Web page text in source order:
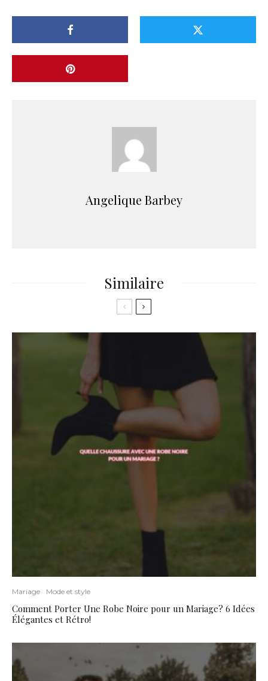
Angelique Barbey
Similaire
Mariage Mode et style
Comment Porter Une Robe Noire pour un Mariage? 6 Idées
Élégantes et Rétro!